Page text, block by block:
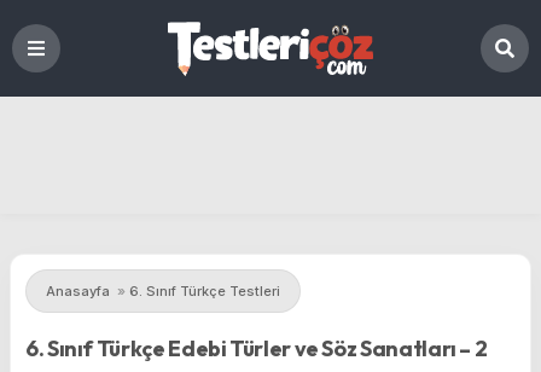
Anasayfa » 6. Sınıf Türkçe Testleri
6. Sınıf Türkçe Edebi Türler ve Söz Sanatları – 2